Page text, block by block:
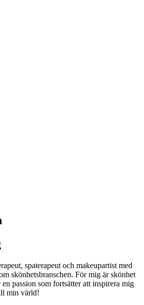
spaterapeut och makeupartist med
skönhetsbranschen. För mig är skönhet
passion som fortsätter att inspirera mig
min värld!